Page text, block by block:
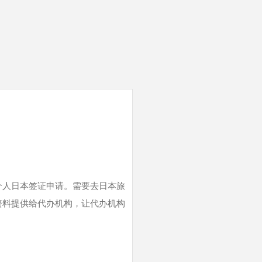
日本签证申请。需要去日本旅
提供给代办机构，让代办机构